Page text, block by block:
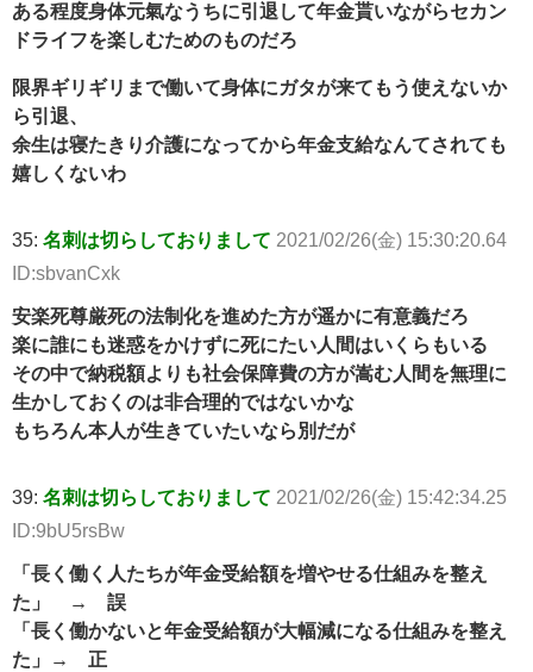
ある程度身体元氣なうちに引退して年金貰いながらセカン
ドライフを楽しむためのものだろ
限界ギリギリまで働いて身体にガタが来てもう使えないか
ら引退、
余生は寝たきり介護になってから年金支給なんてされても
嬉しくないわ
35: 名刺は切らしておりまして 2021/02/26(金) 15:30:20.64
ID:sbvanCxk
安楽死尊厳死の法制化を進めた方が遥かに有意義だろ
楽に誰にも迷惑をかけずに死にたい人間はいくらもいる
その中で納税額よりも社会保障費の方が嵩む人間を無理に
生かしておくのは非合理的ではないかな
もちろん本人が生きていたいなら別だが
39: 名刺は切らしておりまして 2021/02/26(金) 15:42:34.25
ID:9bU5rsBw
「長く働く人たちが年金受給額を増やせる仕組みを整え
た」 → 誤
「長く働かないと年金受給額が大幅減になる仕組みを整え
た」→ 正